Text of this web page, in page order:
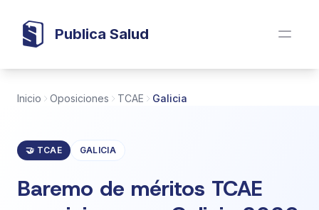
Publica Salud
Inicio Oposiciones TCAE Galicia
🤝 TCAE GALICIA
Baremo de méritos TCAE